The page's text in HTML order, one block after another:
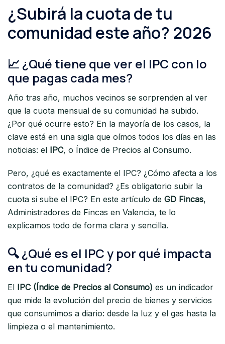
¿Subirá la cuota de tu
comunidad este año? 2026
📈 ¿Qué tiene que ver el IPC con lo
que pagas cada mes?
Año tras año, muchos vecinos se sorprenden al ver
que la cuota mensual de su comunidad ha subido.
¿Por qué ocurre esto? En la mayoría de los casos, la
clave está en una sigla que oímos todos los días en las
noticias: el IPC, o Índice de Precios al Consumo.
Pero, ¿qué es exactamente el IPC? ¿Cómo afecta a los
contratos de la comunidad? ¿Es obligatorio subir la
cuota si sube el IPC? En este artículo de GD Fincas,
Administradores de Fincas en Valencia, te lo
explicamos todo de forma clara y sencilla.
🔍 ¿Qué es el IPC y por qué impacta
en tu comunidad?
El IPC (Índice de Precios al Consumo) es un indicador
que mide la evolución del precio de bienes y servicios
que consumimos a diario: desde la luz y el gas hasta la
limpieza o el mantenimiento.